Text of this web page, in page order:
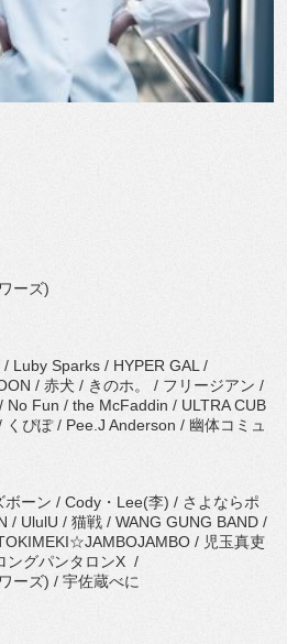
ーズ)
Luby Sparks / HYPER GAL /
/ 赤犬 / きのホ。 / フリージアン /
No Fun / the McFaddin / ULTRA CUB
ぴぽ / Pee.J Anderson / 幽体コミュ
ーン / Cody・Lee(李) / さよならポ
/ UlulU / 猫戦 / WANG GUNG BAND /
/ 児玉真吏
ングパンタロンX /
ーズ) / 宇佐蔵べに